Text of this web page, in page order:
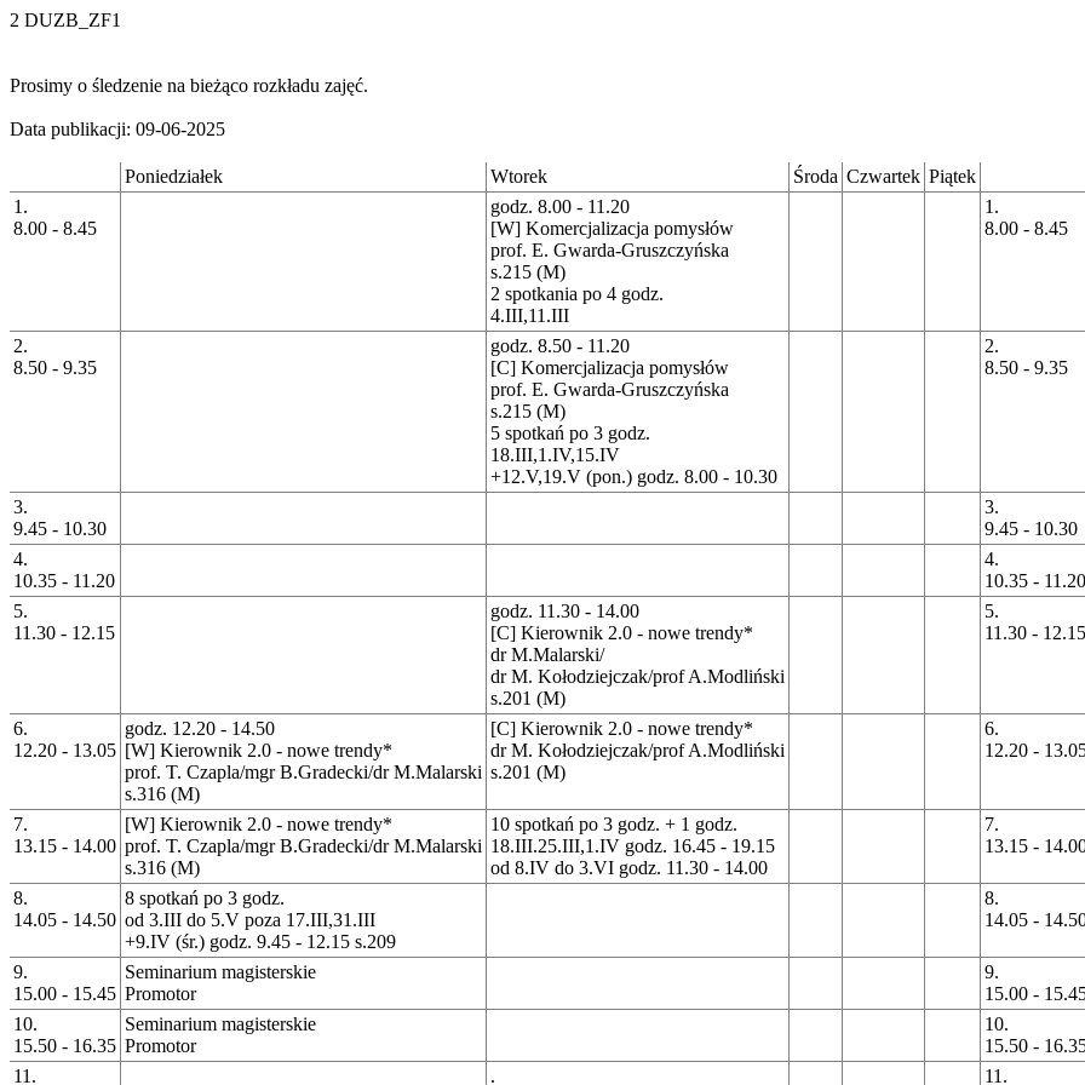
2 DUZB_ZF1
Prosimy o śledzenie na bieżąco rozkładu zajęć.
Data publikacji: 09-06-2025
Poniedziałek Wtorek Środa Czwartek Piątek
1.
8.00 - 8.45
godz. 8.00 - 11.20
[W] Komercjalizacja pomysłów
prof. E. Gwarda-Gruszczyńska
s.215 (M)
2 spotkania po 4 godz.
4.III,11.III
1.
8.00 - 8.45
2.
8.50 - 9.35
godz. 8.50 - 11.20
[C] Komercjalizacja pomysłów
prof. E. Gwarda-Gruszczyńska
s.215 (M)
5 spotkań po 3 godz.
18.III,1.IV,15.IV
+12.V,19.V (pon.) godz. 8.00 - 10.30
2.
8.50 - 9.35
3.
9.45 - 10.30
3.
9.45 - 10.30
4.
10.35 - 11.20
4.
10.35 - 11.20
5.
11.30 - 12.15
godz. 11.30 - 14.00
[C] Kierownik 2.0 - nowe trendy*
dr M.Malarski/
dr M. Kołodziejczak/prof A.Modliński
s.201 (M)
5.
11.30 - 12.15
6.
12.20 - 13.05
godz. 12.20 - 14.50
[W] Kierownik 2.0 - nowe trendy*
prof. T. Czapla/mgr B.Gradecki/dr M.Malarski
s.316 (M)
[C] Kierownik 2.0 - nowe trendy*
dr M. Kołodziejczak/prof A.Modliński
s.201 (M)
6.
12.20 -
7.
13.15 - 14.00
[W] Kierownik 2.0 - nowe trendy*
prof. T. Czapla/mgr B.Gradecki/dr M.Malarski
s.316 (M)
10 spotkań po 3 godz. + 1 godz.
18.III.25.III,1.IV godz. 16.45 - 19.15
od 8.IV do 3.VI godz. 11.30 - 14.00
7.
13.15 -
8.
14.05 - 14.50
8 spotkań po 3 godz.
od 3.III do 5.V poza 17.III,31.III
+9.IV (śr.) godz. 9.45 - 12.15 s.209
8.
14.05 -
9.
15.00 - 15.45
Seminarium magisterskie
Promotor
9.
15.00 -
10.
15.50 - 16.35
Seminarium magisterskie
Promotor
10.
15.50 -
11.
. 11.